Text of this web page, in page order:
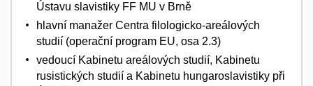
Ústavu slavistiky FF MU v Brně
hlavní manažer Centra filologicko-areálových
studií (operační program EU, osa 2.3)
vedoucí Kabinetu areálových studií, Kabinetu
rusistických studií a Kabinetu hungaroslavistiky při